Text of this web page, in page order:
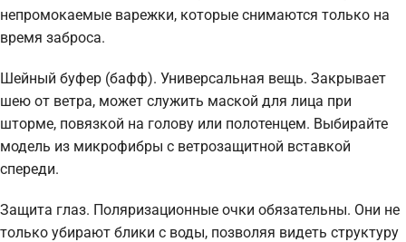
непромокаемые варежки, которые снимаются только на
время заброса.
Шейный буфер (бафф). Универсальная вещь. Закрывает
шею от ветра, может служить маской для лица при
шторме, повязкой на голову или полотенцем. Выбирайте
модель из микрофибры с ветрозащитной вставкой
спереди.
Защита глаз. Поляризационные очки обязательны. Они не
только убирают блики с воды, позволяя видеть структуру